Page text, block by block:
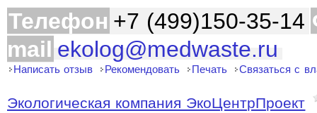
Телефон +7 (499)150-35-14
mail ekolog@medwaste.ru
Написать отзыв Рекомендовать Печать Связаться с
Экологическая компания ЭкоЦентрПроект